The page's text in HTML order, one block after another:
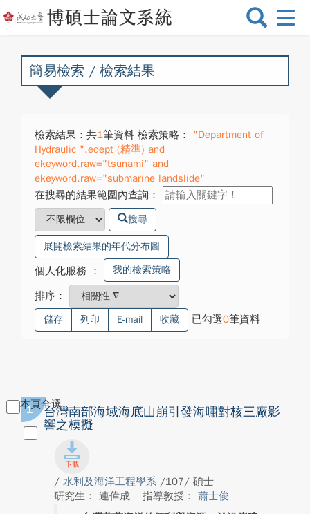
選
換
簡易檢索 / 檢索結果
檢索結果：共1筆資料 檢索策略：
"Department of
Hydraulic ".edept (精準) and
ekeyword.raw="tsunami" and
ekeyword.raw="submarine landslide"
在搜尋的結果範圍內查詢：
搜尋
展開檢索結果的年代分布圖
個人化服務 ： 我的檢索策略
排序：
儲存 列印 E-mail 收藏 已勾選0筆資料
本頁全選
1
台灣南部海域海底山崩引發海嘯對核三廠影
響之模擬
/ 水利及海洋工程學系 /107/ 碩士
研究生： 連偉成
指導教授： 蕭士俊